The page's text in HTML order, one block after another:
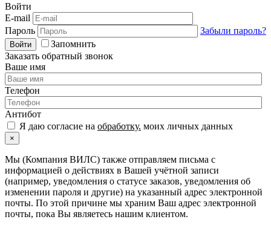
Войти
E-mail
Пароль
Забыли пароль?
Войти
Запомнить
Заказать обратный звонок
Ваше имя
Телефон
Антибот
Я даю согласие на обработку. моих личных данных
×
Мы (Компания ВИЛС) также отправляем письма с
информацией о действиях в Вашей учётной записи
(например, уведомления о статусе заказов, уведомления об
изменении пароля и другие) на указанный адрес электронной
почты. По этой причине мы храним Ваш адрес электронной
почты, пока Вы являетесь нашим клиентом.